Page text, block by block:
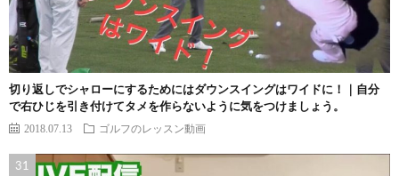
切り返しでシャローにするためにはダウンスイングはワイドに！｜自分
で右ひじを引き付けてタメを作らないように気をつけましょう。
2018.07.13 ゴルフのレッスン動画